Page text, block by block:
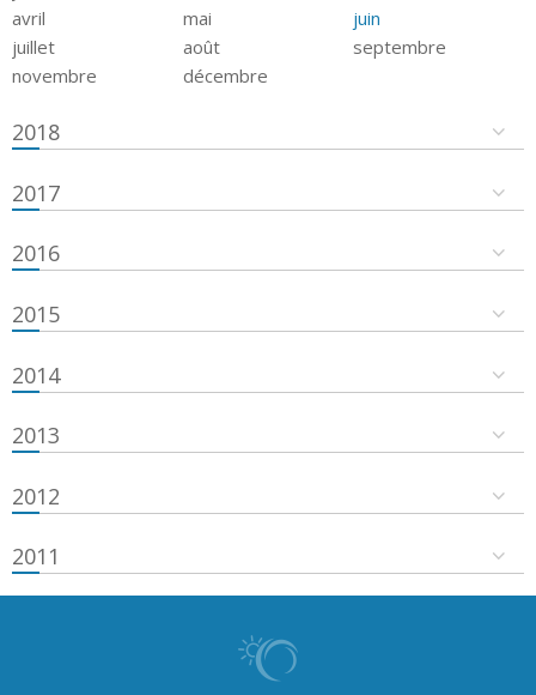
avril
mai
juin
juillet
août
septembre
novembre
décembre
2018
2017
2016
2015
2014
2013
2012
2011